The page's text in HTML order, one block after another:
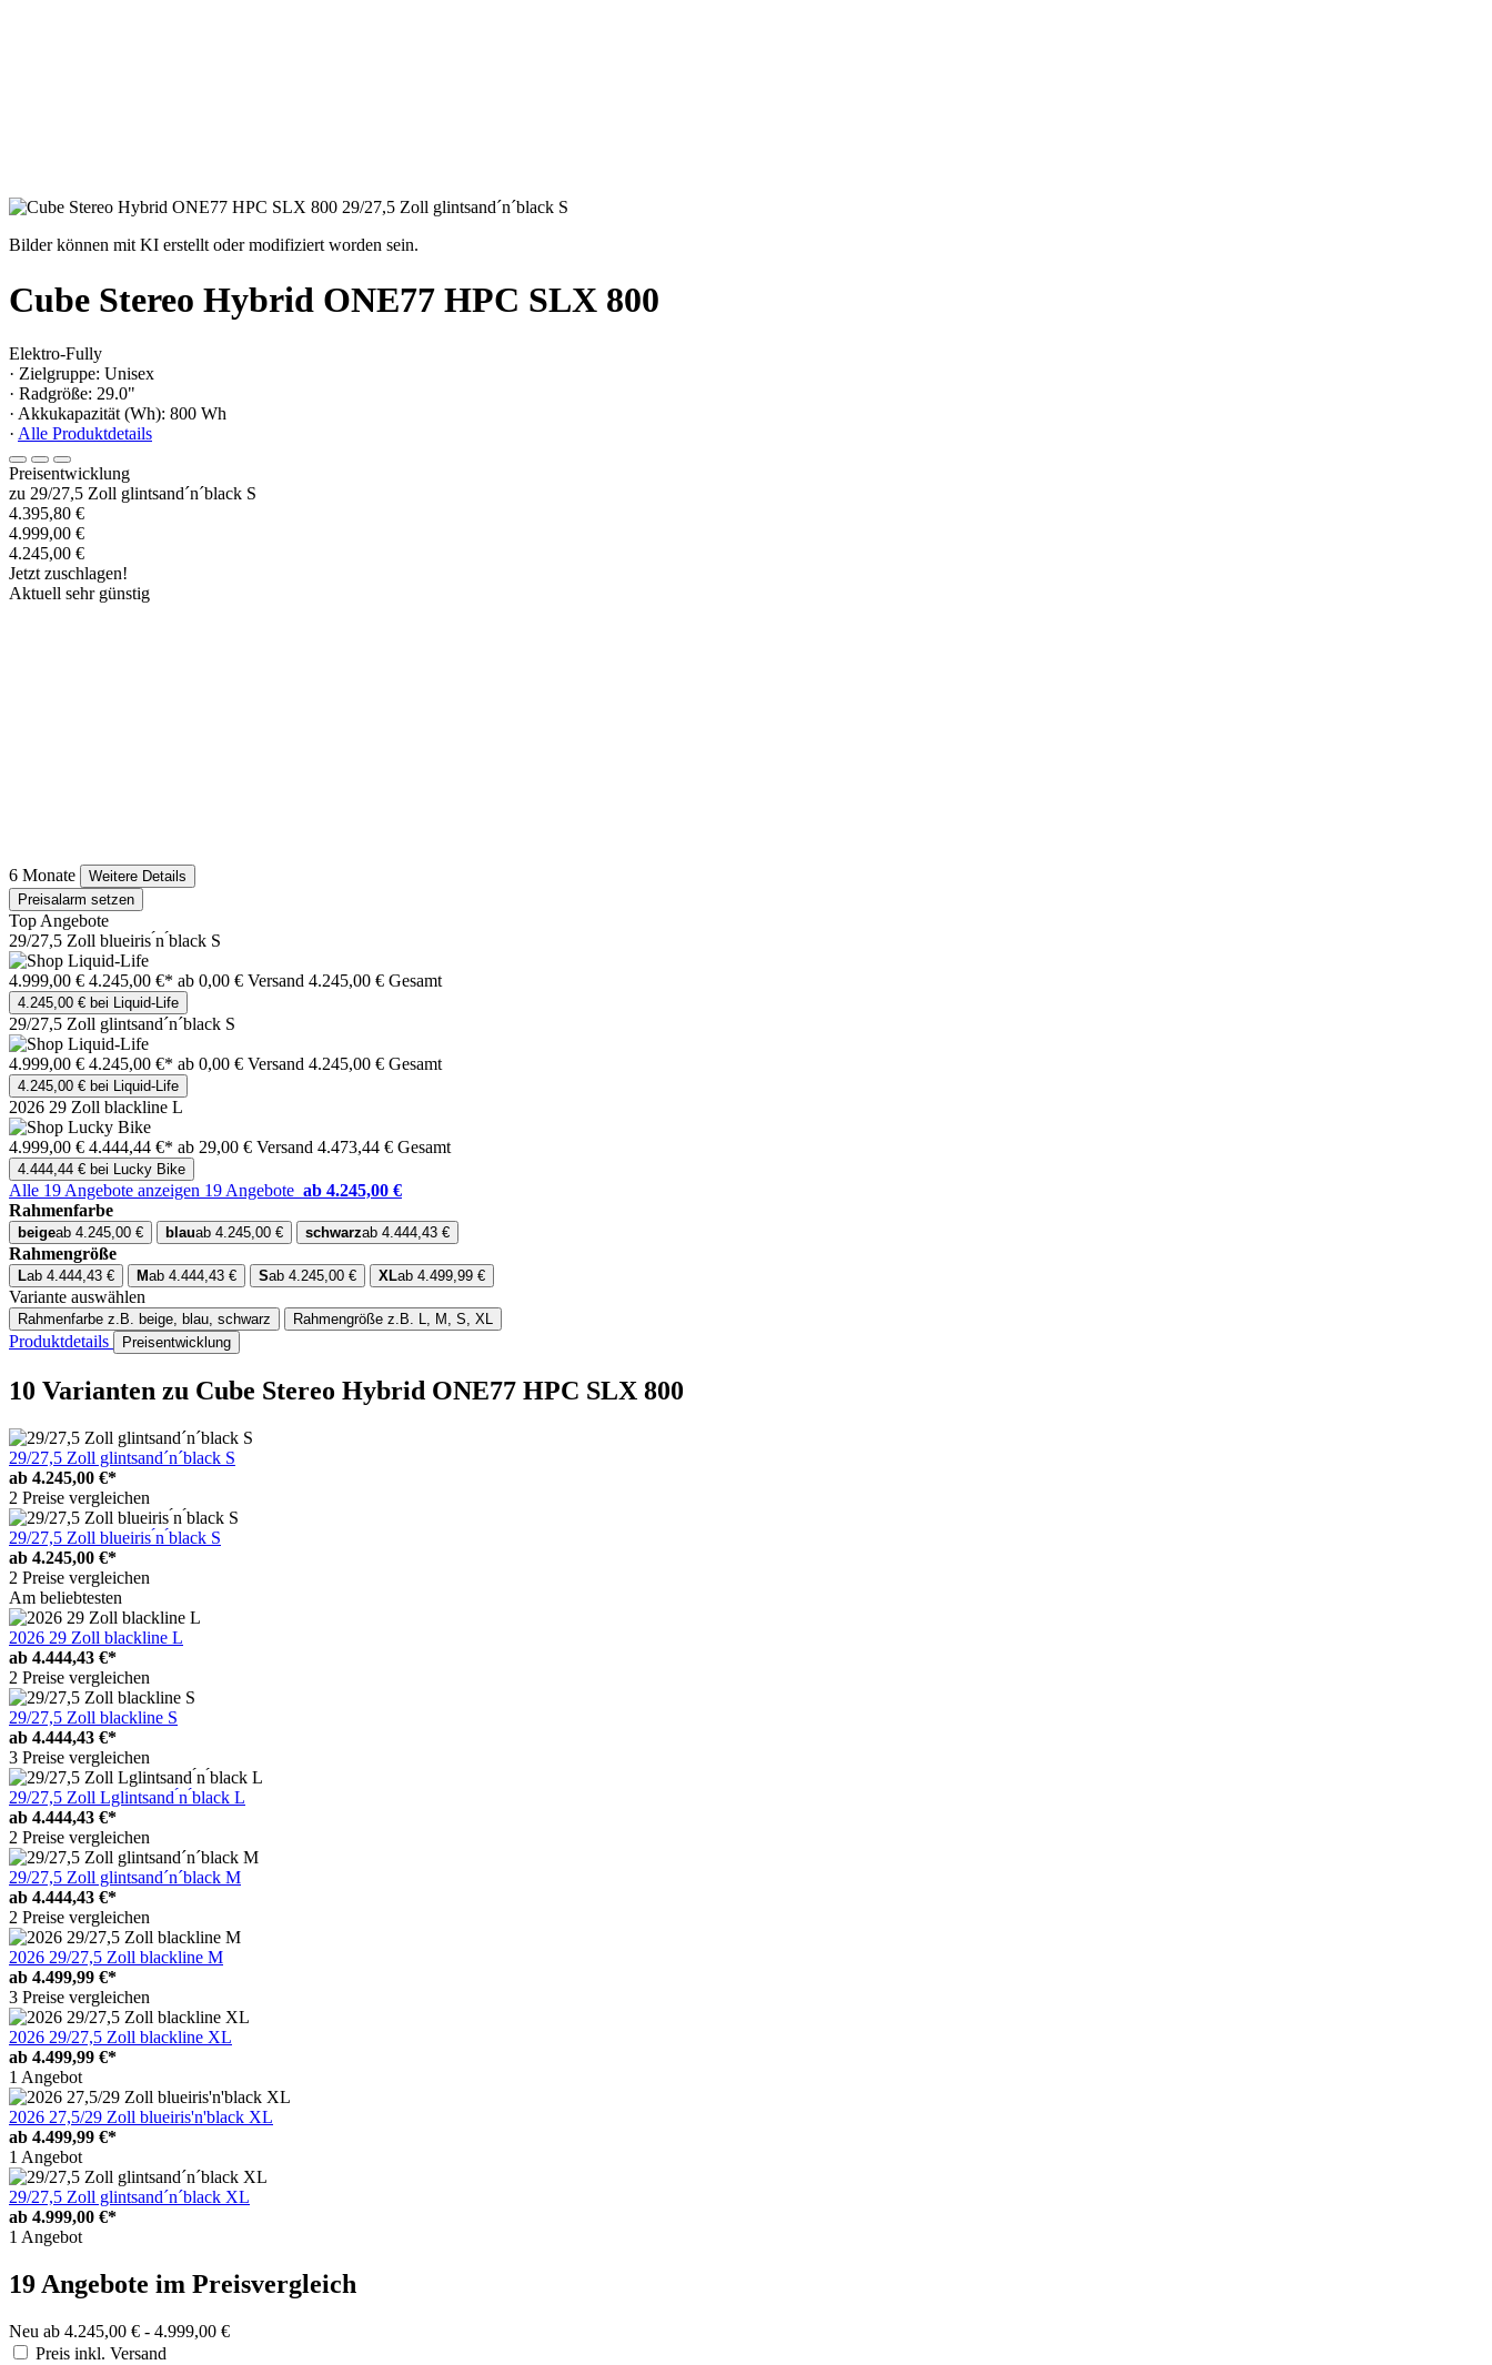
Bilder können mit KI erstellt oder modifiziert worden sein.
Cube Stereo Hybrid ONE77 HPC SLX 800
Elektro-Fully
· Zielgruppe: Unisex
· Radgröße: 29.0"
· Akkukapazität (Wh): 800 Wh
· Alle Produktdetails
Preisentwicklung
zu 29/27,5 Zoll glintsand´n´black S
4.395,80 €
4.999,00 €
4.245,00 €
Jetzt zuschlagen!
Aktuell sehr günstig
6 Monate
Weitere Details
Preisalarm setzen
Top Angebote
29/27,5 Zoll blueiris ́n ́black S
4.999,00 € 4.245,00 €* ab 0,00 € Versand 4.245,00 € Gesamt
4.245,00 € bei Liquid-Life
29/27,5 Zoll glintsand´n´black S
4.999,00 € 4.245,00 €* ab 0,00 € Versand 4.245,00 € Gesamt
4.245,00 € bei Liquid-Life
2026 29 Zoll blackline L
4.999,00 € 4.444,44 €* ab 29,00 € Versand 4.473,44 € Gesamt
4.444,44 € bei Lucky Bike
Alle 19 Angebote anzeigen 19 Angebote ab 4.245,00 €
Rahmenfarbe
beigeab 4.245,00 € blauab 4.245,00 € schwarzab 4.444,43 €
Rahmengröße
Lab 4.444,43 € Mab 4.444,43 € Sab 4.245,00 € XLab 4.499,99 €
Variante auswählen
Rahmenfarbe z.B. beige, blau, schwarz Rahmengröße z.B. L, M, S, XL
Produktdetails Preisentwicklung
10 Varianten zu Cube Stereo Hybrid ONE77 HPC SLX 800
29/27,5 Zoll glintsand´n´black S
ab 4.245,00 €*
2 Preise vergleichen
29/27,5 Zoll blueiris ́n ́black S
ab 4.245,00 €*
2 Preise vergleichen
Am beliebtesten
2026 29 Zoll blackline L
ab 4.444,43 €*
2 Preise vergleichen
29/27,5 Zoll blackline S
ab 4.444,43 €*
3 Preise vergleichen
29/27,5 Zoll Lglintsand ́n ́black L
ab 4.444,43 €*
2 Preise vergleichen
29/27,5 Zoll glintsand´n´black M
ab 4.444,43 €*
2 Preise vergleichen
2026 29/27,5 Zoll blackline M
ab 4.499,99 €*
3 Preise vergleichen
2026 29/27,5 Zoll blackline XL
ab 4.499,99 €*
1 Angebot
2026 27,5/29 Zoll blueiris'n'black XL
ab 4.499,99 €*
1 Angebot
29/27,5 Zoll glintsand´n´black XL
ab 4.999,00 €*
1 Angebot
19 Angebote im Preisvergleich
Neu ab 4.245,00 € - 4.999,00 €
Preis inkl. Versand